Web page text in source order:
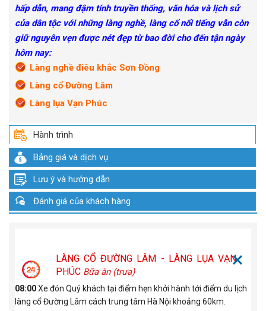
hấp dẫn, mang đậm tính truyền thống, văn hóa và lịch sử
của dân tộc với những làng nghề, làng cổ nổi tiếng vẫn còn
giữ nguyên vẹn được nét đẹp từ bao đời cho đến tận ngày
hôm nay:
Làng nghề điêu khắc Sơn Đồng
Làng cổ Đường Lâm
Làng lụa Vạn Phúc
Hành trình
Bảng giá và dịch vụ
Lưu ý và hướng dẫn
Đánh giá của khách hàng
LÀNG CỔ ĐƯỜNG LÂM - LÀNG LỤA VẠN
PHÚC Bữa ăn (trưa)
08:00Xe đón Quý khách tại điểm hẹn khởi hành tới điểm du lịch
làng cổ Đường Lâm cách trung tâm Hà Nội khoảng 60km.